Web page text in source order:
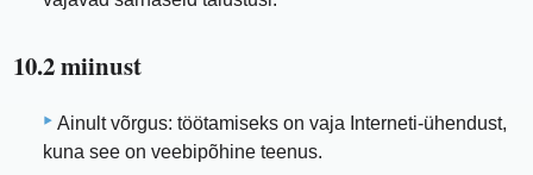
10.2 miinust
Ainult võrgus: töötamiseks on vaja Interneti-ühendust,
kuna see on veebipõhine teenus.